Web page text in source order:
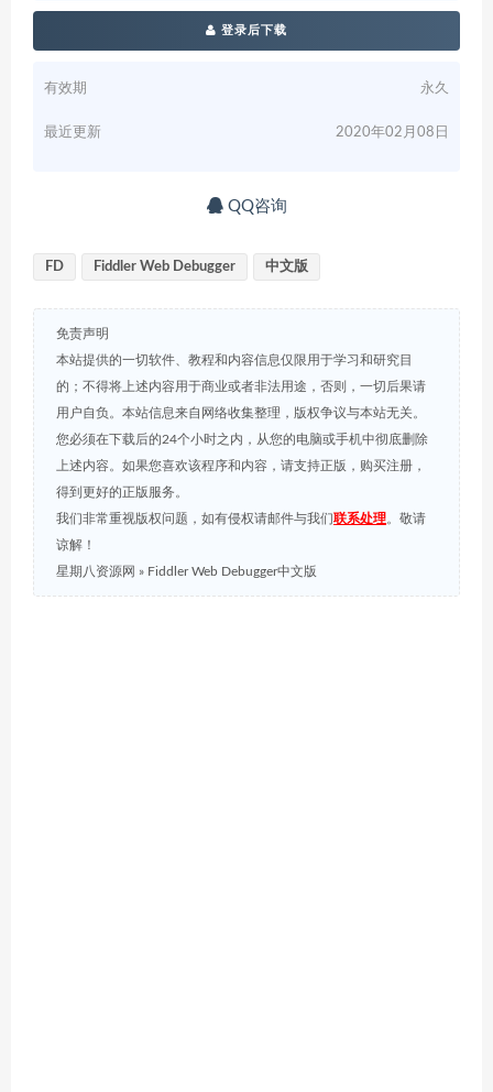
登录后下载
有效期 永久
最近更新 2020年02月08日
QQ咨询
FD Fiddler Web Debugger 中文版
免责声明
本站提供的一切软件、教程和内容信息仅限用于学习和研究目
的；不得将上述内容用于商业或者非法用途，否则，一切后果请
用户自负。本站信息来自网络收集整理，版权争议与本站无关。
您必须在下载后的24个小时之内，从您的电脑或手机中彻底删除
上述内容。如果您喜欢该程序和内容，请支持正版，购买注册，
得到更好的正版服务。
我们非常重视版权问题，如有侵权请邮件与我们联系处理。敬请
谅解！
星期八资源网 » Fiddler Web Debugger中文版